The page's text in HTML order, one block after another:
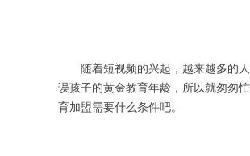
随着短视频的兴起，越来越多的
误孩子的黄金教育年龄，所以就匆匆
育加盟需要什么条件吧。